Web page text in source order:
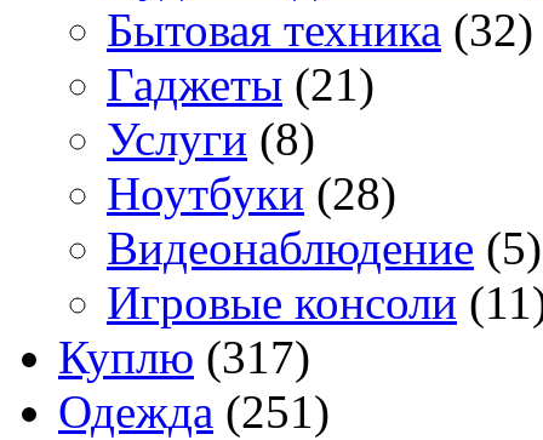
Бытовая техника (32)
Гаджеты (21)
Услуги (8)
Ноутбуки (28)
Видеонаблюдение (5)
Игровые консоли
Куплю (317)
Одежда (251)